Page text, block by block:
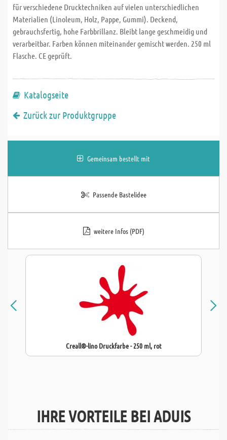
für verschiedene Drucktechniken auf vielen unterschiedlichen
Materialien (Linoleum, Holz, Pappe, Gummi). Deckend,
gebrauchsfertig, hohe Farbbrillanz. Bleibt lange geschmeidig und
verarbeitbar. Farben können miteinander gemischt werden. 250 ml
Flasche. CE geprüft.
Katalogseite
Zurück zur Produktgruppe
Gemeinsam bestellt mit
Passende Bastelidee
weitere Infos (PDF)
Creall®-lino Druckfarbe - 250 ml, rot
IHRE VORTEILE BEI ADUIS